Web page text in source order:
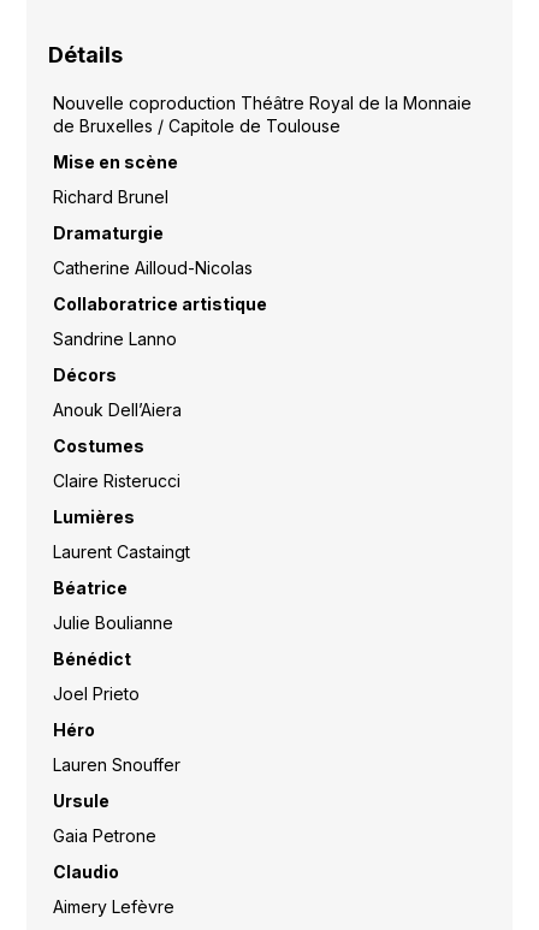
Détails
Nouvelle coproduction Théâtre Royal de la Monnaie
de Bruxelles / Capitole de Toulouse
Mise en scène
Richard Brunel
Dramaturgie
Catherine Ailloud-Nicolas
Collaboratrice artistique
Sandrine Lanno
Décors
Anouk Dell’Aiera
Costumes
Claire Risterucci
Lumières
Laurent Castaingt
Béatrice
Julie Boulianne
Bénédict
Joel Prieto
Héro
Lauren Snouffer
Ursule
Gaia Petrone
Claudio
Aimery Lefèvre